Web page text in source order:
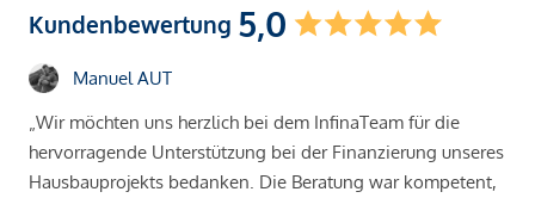
Kundenbewertung 5,0
Manuel AUT
„Wir möchten uns herzlich bei dem InfinaTeam für die
hervorragende Unterstützung bei der Finanzierung unseres
Hausbauprojekts bedanken. Die Beratung war kompetent,